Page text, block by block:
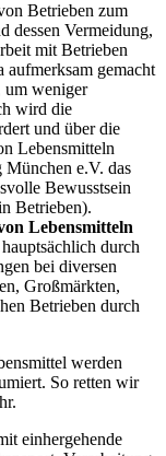
Betrieben zum
dessen Vermeidung,
mit Betrieben
aufmerksam gemacht
um weniger
wird die
und über die
Lebensmitteln
e.V. das
Bewusstsein
Betrieben).
Lebensmitteln
durch
bei diversen
Großmärkten,
Betrieben durch
werden
So retten wir
einhergehende